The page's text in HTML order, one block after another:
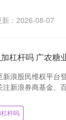
新：2026-08-07
杠杆吗 广农糖
新浪股民维权平台
注新浪券商基金、
杆吗